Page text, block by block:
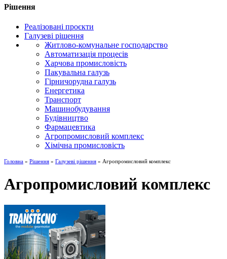
Рішення
Реалізовані проєкти
Галузеві рішення
Житлово-комунальне господарство
Автоматизація процесів
Харчова промисловість
Пакувальна галузь
Гірничорудна галузь
Енергетика
Транспорт
Машинобудування
Будівництво
Фармацевтика
Агропромисловий комплекс
Хімічна промисловість
Головна » Рішення » Галузеві рішення » Агропромисловий комплекс
Агропромисловий комплекс